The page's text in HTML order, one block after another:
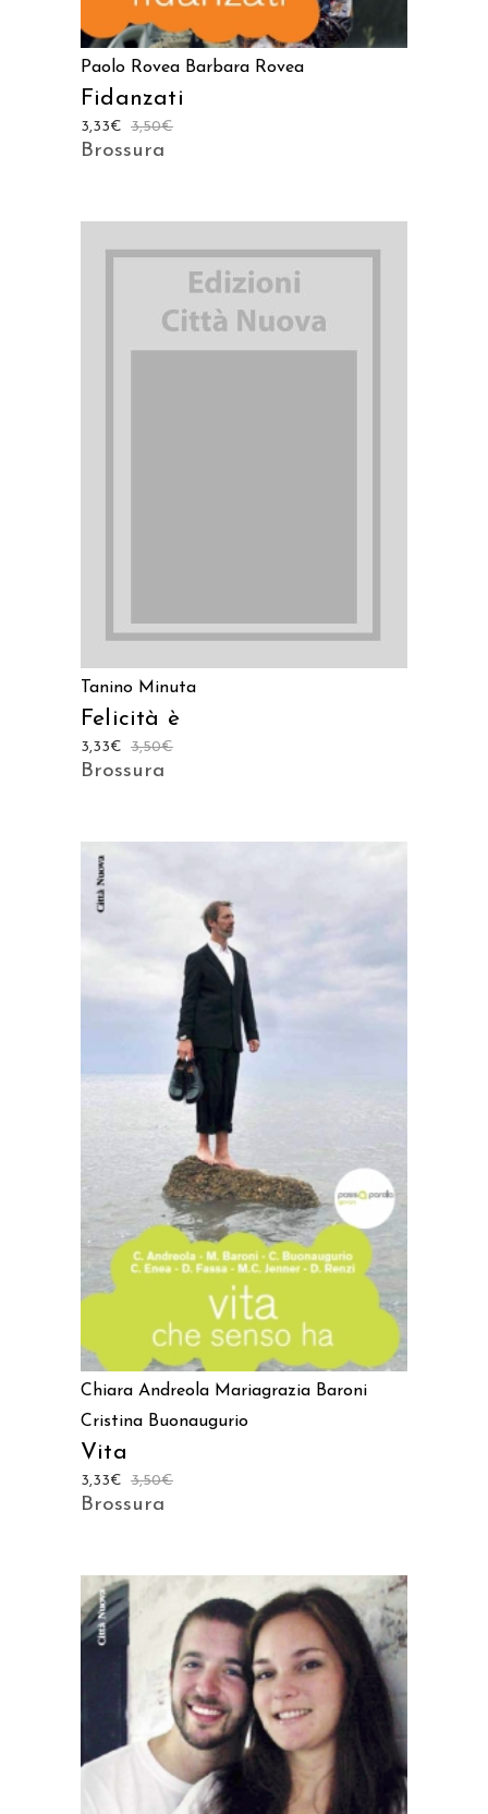
Paolo Rovea Barbara Rovea
Fidanzati
3,50€
3,33€
Brossura
Tanino Minuta
Felicità è
3,50€
3,33€
Brossura
AGGIUNGI AL CARRELLO
Chiara Andreola Mariagrazia Baroni
Cristina Buonaugurio
Vita
3,50€
3,33€
Brossura